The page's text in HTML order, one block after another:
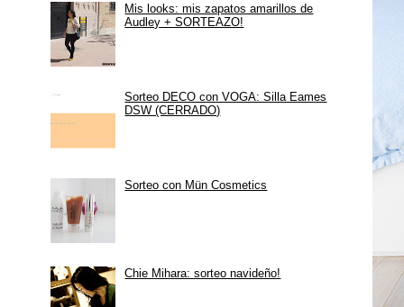
Mis looks: mis zapatos amarillos de
Audley + SORTEAZO!
Sorteo DECO con VOGA: Silla Eames
DSW (CERRADO)
Sorteo con Mün Cosmetics
Chie Mihara: sorteo navideño!